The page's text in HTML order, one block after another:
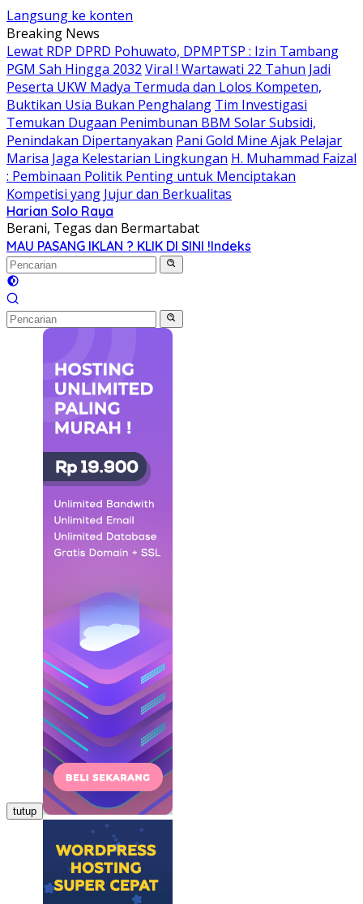
Langsung ke konten
Breaking News
Lewat RDP DPRD Pohuwato, DPMPTSP : Izin Tambang
PGM Sah Hingga 2032 Viral ! Wartawati 22 Tahun Jadi
Peserta UKW Madya Termuda dan Lolos Kompeten,
Buktikan Usia Bukan Penghalang Tim Investigasi
Temukan Dugaan Penimbunan BBM Solar Subsidi,
Penindakan Dipertanyakan Pani Gold Mine Ajak Pelajar
Marisa Jaga Kelestarian Lingkungan H. Muhammad Faizal
: Pembinaan Politik Penting untuk Menciptakan
Kompetisi yang Jujur dan Berkualitas
Harian Solo Raya
Berani, Tegas dan Bermartabat
MAU PASANG IKLAN ? KLIK DI SINI !Indeks
tutup